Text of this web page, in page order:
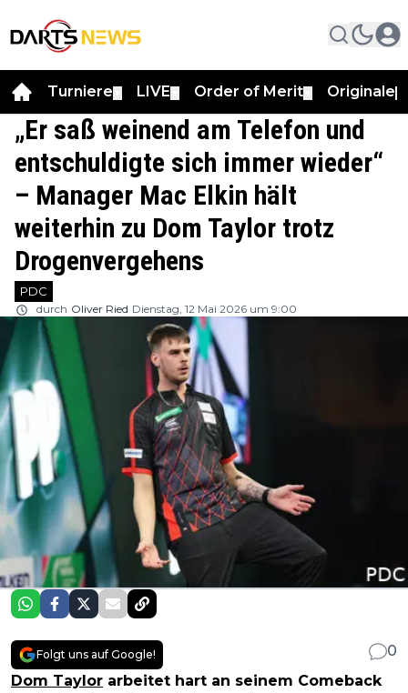
Turniere LIVE Order of Merit Originale
„Er saß weinend am Telefon und
entschuldigte sich immer wieder“
– Manager Mac Elkin hält
weiterhin zu Dom Taylor trotz
Drogenvergehens
PDC
durch Oliver Ried Dienstag, 12 Mai 2026 um 9:00
Folgt uns auf Google!
0
Dom Taylor arbeitet hart an seinem Comeback